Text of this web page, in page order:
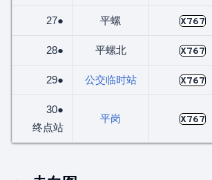
27● 平螺 X767
28● 平螺北 X767
29● 公交临时站 X767
30●
终点站
平岗 X767